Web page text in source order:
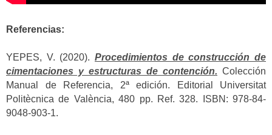
Referencias:
YEPES, V. (2020). Procedimientos de construcción de
cimentaciones y estructuras de contención. Colección
Manual de Referencia, 2ª edición. Editorial Universitat
Politècnica de València, 480 pp. Ref. 328. ISBN: 978-84-
9048-903-1.